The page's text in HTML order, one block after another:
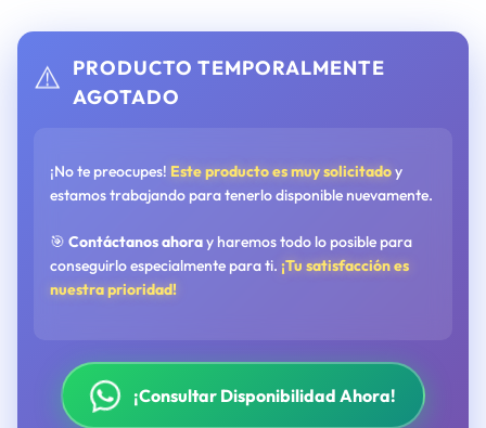
⚠️ PRODUCTO TEMPORALMENTE
AGOTADO
¡No te preocupes! Este producto es muy solicitadoy
estamos trabajando para tenerlo disponible nuevamente.
🎯 Contáctanos ahoray haremos todo lo posible para
conseguirlo especialmente para ti. ¡Tu satisfacción es
nuestra prioridad!
¡Consultar Disponibilidad Ahora!